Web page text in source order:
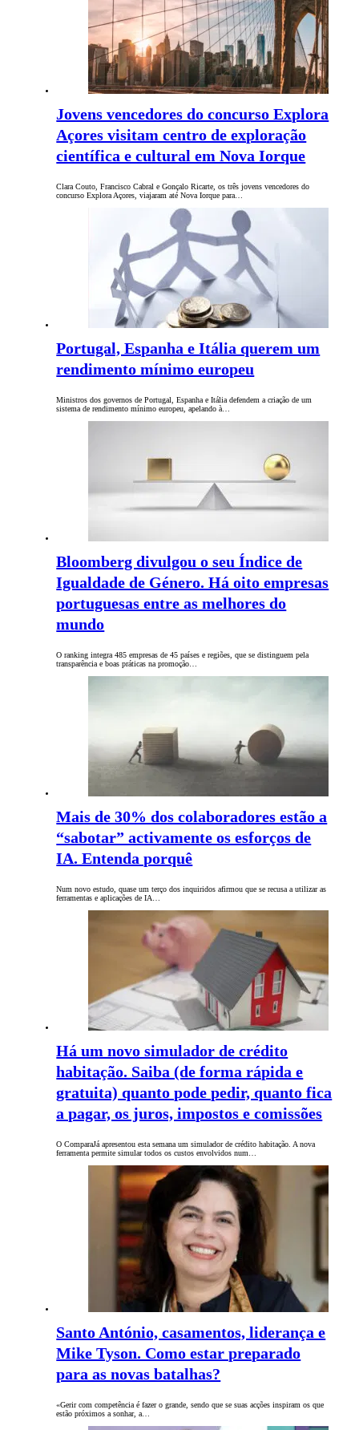
Jovens vencedores do concurso Explora
Açores visitam centro de exploração
científica e cultural em Nova Iorque
Clara Couto, Francisco Cabral e Gonçalo Ricarte, os três jovens vencedores do
concurso Explora Açores, viajaram até Nova Iorque para…
Portugal, Espanha e Itália querem um
rendimento mínimo europeu
Ministros dos governos de Portugal, Espanha e Itália defendem a criação de um
sistema de rendimento mínimo europeu, apelando à…
Bloomberg divulgou o seu Índice de
Igualdade de Género. Há oito empresas
portuguesas entre as melhores do
mundo
O ranking integra 485 empresas de 45 países e regiões, que se distinguem pela
transparência e boas práticas na promoção…
Mais de 30% dos colaboradores estão a
“sabotar” activamente os esforços de
IA. Entenda porquê
Num novo estudo, quase um terço dos inquiridos afirmou que se recusa a utilizar as
ferramentas e aplicações de IA…
Há um novo simulador de crédito
habitação. Saiba (de forma rápida e
gratuita) quanto pode pedir, quanto fica
a pagar, os juros, impostos e comissões
O ComparaJá apresentou esta semana um simulador de crédito habitação. A nova
ferramenta permite simular todos os custos envolvidos num…
Santo António, casamentos, liderança e
Mike Tyson. Como estar preparado
para as novas batalhas?
«Gerir com competência é fazer o grande, sendo que se suas acções inspiram os que
estão próximos a sonhar, a…